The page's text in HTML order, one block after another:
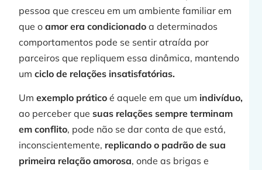
pessoa que cresceu em um ambiente familiar em
que oamor era condicionado a determinados
comportamentos pode se sentir atraída por
parceiros que repliquem essa dinâmica, mantendo
umciclo de relações insatisfatórias.
Umexemplo prático é aquele em que um indivíduo,
ao perceber que suas relações sempre terminam
em conflito, pode não se dar conta de que está,
inconscientemente, replicando o padrão de sua
primeira relação amorosa, onde as brigas e